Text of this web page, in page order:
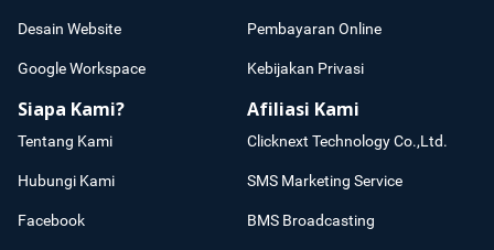
Desain Website
Google Workspace
Pembayaran Online
Kebijakan Privasi
Siapa Kami?
Tentang Kami
Hubungi Kami
Facebook
Afiliasi Kami
Clicknext Technology Co.,Ltd.
SMS Marketing Service
BMS Broadcasting